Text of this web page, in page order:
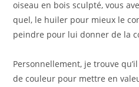
oiseau en bois sculpté, vous
quel, le huiler pour mieux le
peindre pour lui donner de la
Personnellement, je trouve
de couleur pour mettre en